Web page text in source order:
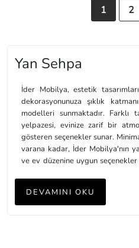
Yan Sehpa
İder Mobilya, estetik
dekorasyonunuza şıklık
modelleri sunmaktadır.
yelpazesi, evinize zarif bir
gösteren seçenekler sunar.
varana kadar, İder Mobilya'nın
ve ev düzenine uygun seçenekler
İder Mobilya'nın yan sehpa
değil, aynı zamanda
DEVAMINI OKU
1 2